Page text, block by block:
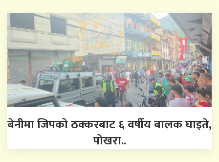
बेनीमा जिपको ठक्करबाट ६ वर्षीय बालक घाइते,
पोखरा..